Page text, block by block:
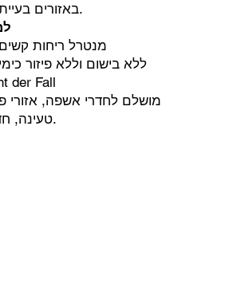
באזורים בעייתיים מוגדרים.
מנטרל ריחות
ללא בישום וללא פיזור
der Fall
מושלם לחדרי אשפה, אזורי
טעינה, חדרים טכניים.